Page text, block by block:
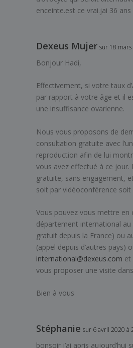
enceinte.est ce vrai.jai 36 ans
Dexeus Mujer sur 18
Bonjour Hadi,
Effectivement, si votre taux
par rapport à votre âge et il
une insuffisance ovarienne.
Nous vous proposons de
consultation gratuite avec
reproduction afin de lui
vous avez effectué à ce jour.
gratuite, sans engagement,
soit par vidéoconférence soit
Vous pouvez vous mettre en
département international au
gratuit depuis la France) ou
(appel depuis d’autres pays)
international@dexeus.com et
vous proposer une visite
Bien à vous
Stéphanie sur 6 avril 2020 à
bonsoir j’ai apris aujourd’hui